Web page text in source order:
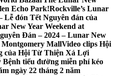
Echo Park!Rockville’s Lunar
Lễ đón Tết Nguyên đán của
New Year Weekend at
Đán – 2024 – Lunar New
Montgomery MallVideo clips Hội
của Hội Từ Thiện Xá Lợi
tiểu đường miễn phí kéo
ngày 22 tháng 2 năm